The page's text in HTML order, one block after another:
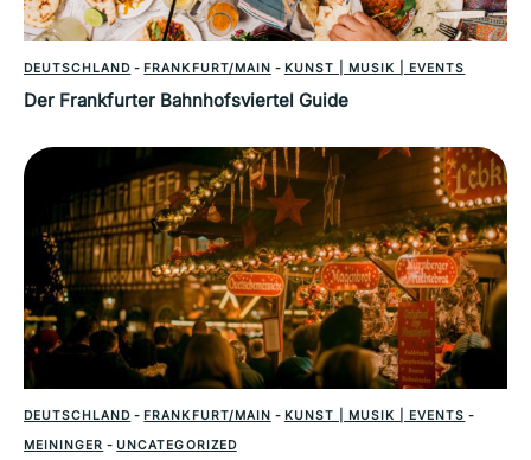
DEUTSCHLAND - FRANKFURT/MAIN - KUNST | MUSIK | EVENTS
Der Frankfurter Bahnhofsviertel Guide
DEUTSCHLAND - FRANKFURT/MAIN - KUNST | MUSIK | EVENTS -
MEININGER - UNCATEGORIZED